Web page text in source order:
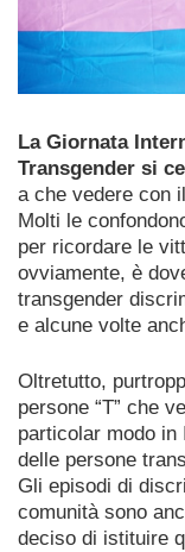
La Giornata
Transgender si
a che vedere con
Molti le
per ricordare le
ovviamente, è
transgender
e alcune volte
Oltretutto,
persone “T” che
particolar modo in
delle persone
Gli episodi di
comunità sono
deciso di istituire